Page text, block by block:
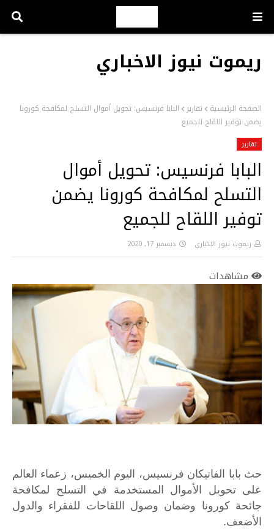
ريموت نيوز الاخباري
الصفحة الرئيسية تقارير
البابا فرنسيس: تحويل أموال التسلح لمكافحة كورونا
يضمن توفير اللقاح للجميع
تقارير
البابا فرنسيس: تحويل أموال
التسلح لمكافحة كورونا يضمن
توفير اللقاح للجميع
ريموت نيوز الاخباري ديسمبر 17, 2020
مشاهدات
حث بابا الفاتيكان فرنسيس، اليوم الخميس، زعماء العالم
على تحويل الأموال المستخدمة في التسلح لمكافحة
جائحة كورونا وضمان وصول اللقاحات للفقراء والدول
الأضعف.